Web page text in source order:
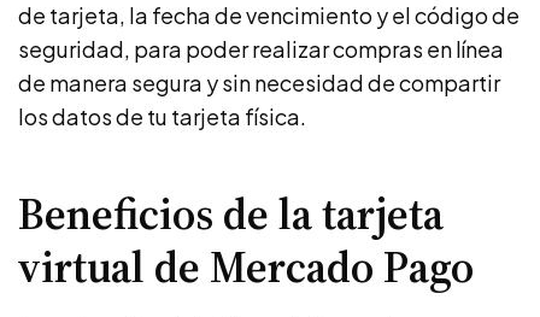
de tarjeta, la fecha de vencimiento y el código de
seguridad, para poder realizar compras en línea
de manera segura y sin necesidad de compartir
los datos de tu tarjeta física.
Beneficios de la tarjeta
virtual de Mercado Pago